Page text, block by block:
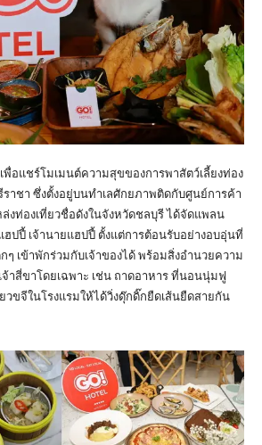
อแชร์โมเมนต์ความสุขของการพาสัตว์เลี้ยงท่อง
รีราชา ซึ่งตั้งอยู่บนทำเลศักยภาพติดกับศูนย์การค้า
งท่องเที่ยวชื่อดังในจังหวัดชลบุรี ได้จัดแพลน
ปปี้ เจ้านายแฮปปี้ ตั้งแต่การต้อนรับอย่างอบอุ่นที่
กๆ เข้าพักร่วมกับเจ้าของได้ พร้อมสิ่งอำนวยความ
าสี่ขาโดยเฉพาะ เช่น ถาดอาหาร ที่นอนนุ่มฟู
ขจีในโรงแรมให้ได้วิ่งดุ๊กดิ๊กยืดเส้นยืดสายกัน